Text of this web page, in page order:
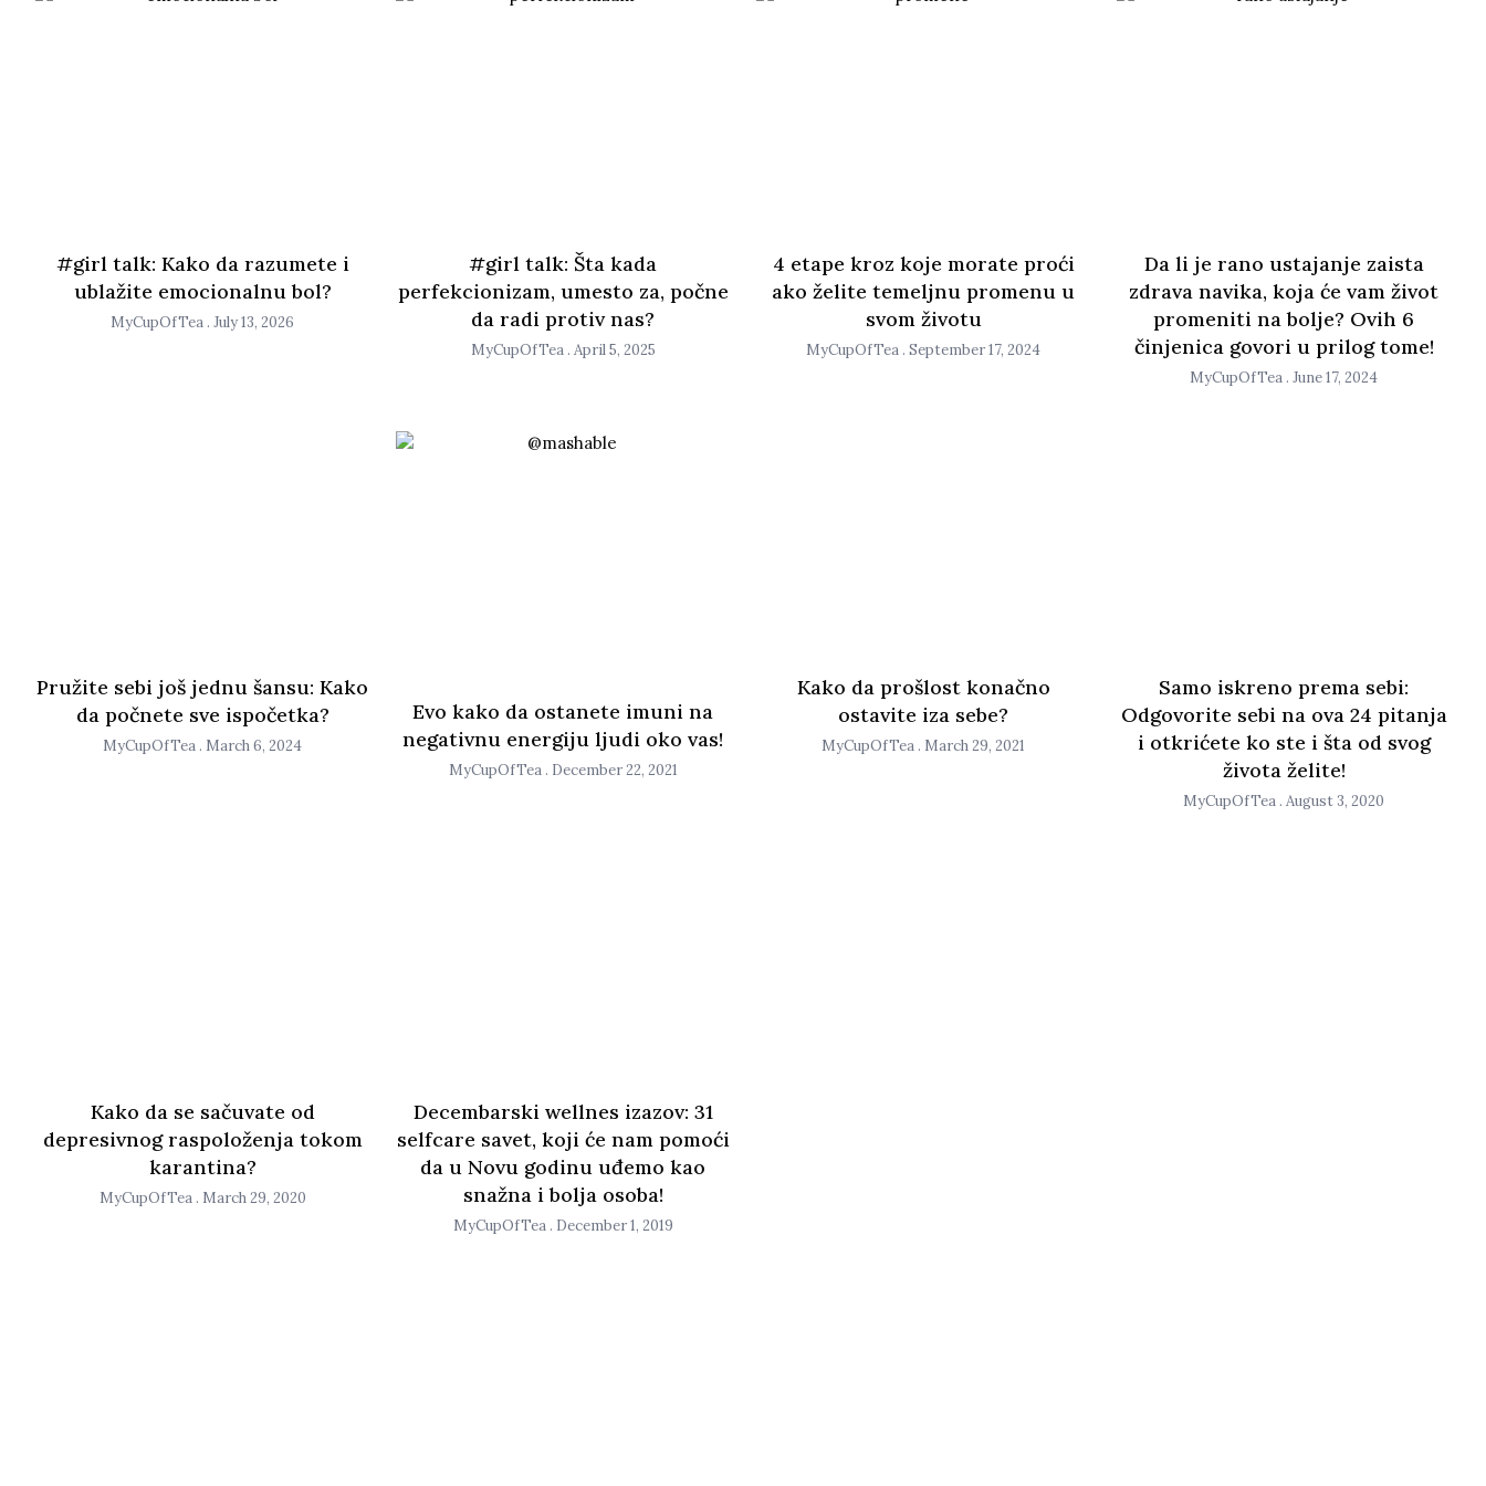
#girl talk: Kako da razumete i
ublažite emocionalnu bol?
MyCupOfTea July 13, 2026
#girl talk: Šta kada
perfekcionizam, umesto za, počne
da radi protiv nas?
MyCupOfTea April 5, 2025
4 etape kroz koje morate proći
ako želite temeljnu promenu u
svom životu
MyCupOfTea September 17, 2024
Da li je rano ustajanje zaista
zdrava navika, koja će vam život
promeniti na bolje? Ovih 6
činjenica govori u prilog tome!
MyCupOfTea June 17, 2024
Pružite sebi još jednu šansu: Kako
da počnete sve ispočetka?
MyCupOfTea March 6, 2024
Evo kako da ostanete imuni na
negativnu energiju ljudi oko vas!
MyCupOfTea December 22, 2021
Kako da prošlost konačno
ostavite iza sebe?
MyCupOfTea March 29, 2021
Samo iskreno prema sebi:
Odgovorite sebi na ova 24 pitanja
i otkrićete ko ste i šta od svog
života želite!
MyCupOfTea August 3, 2020
Kako da se sačuvate od
depresivnog raspoloženja tokom
karantina?
MyCupOfTea March 29, 2020
Decembarski wellnes izazov: 31
selfcare savet, koji će nam pomoći
da u Novu godinu uđemo kao
snažna i bolja osoba!
MyCupOfTea December 1, 2019